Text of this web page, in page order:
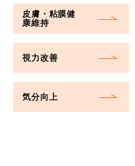
皮膚・粘膜健
康維持
視力改善
気分向上